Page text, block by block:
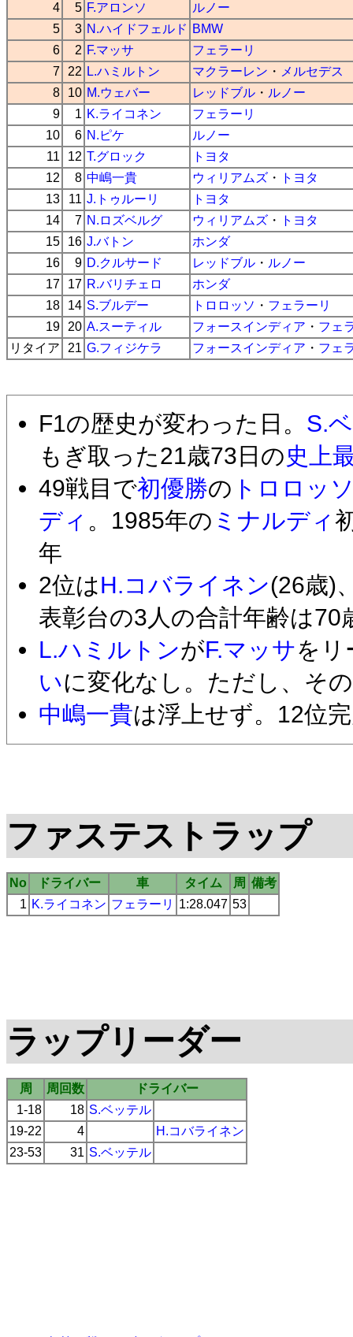
4
5 F.アロンソ
ルノー
5
3 N.ハイドフェルド BMW
6
2 F.マッサ
フェラーリ
7
22 L.ハミルトン マクラーレン ・ メルセデス
8
10 M.ウェバー レッドブル ・ ルノー
9
1 K.ライコネン
フェラーリ
10
6 N.ピケ
ルノー
11
12 T.グロック
トヨタ
12
8 中嶋一貴 ウィリアムズ ・
トヨタ
13
11 J.トゥルーリ
トヨタ
14
7 N.ロズベルグ ウィリアムズ ・
トヨタ
15
16 J.バトン
ホンダ
16
9 D.クルサード レッドブル ・ ルノー
17
17 R.バリチェロ
ホンダ
18
14 S.ブルデー トロロッソ ・ フェラーリ
19
20 A.スーティル フォースインディア ・ フェ
リタイア
21 G.フィジケラ フォースインディア ・ フェ
F1の歴史が変わった日。 S.
もぎ取った21歳73日の史上
49戦目で初優勝の トロロッ
ディ 。1985年の ミナルディ
年
2位はH.コバライネン(26歳)
表彰台の3人の合計年齢は70
L.ハミルトンがF.マッサをリ
いに変化なし。ただし、そ
中嶋一貴は浮上せず。12位
ファステストラップ
No ドライバー 車 タイム 周 備考
1 K.ライコネン フェラーリ 1:28.047 53
ラップリーダー
周 周回数
ドライバー
1-18
18 S.ベッテル
19-22
4
H.コバライネン
23-53
31 S.ベッテル